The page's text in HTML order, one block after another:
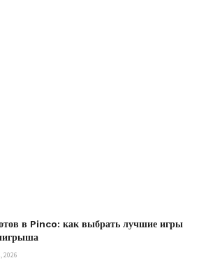
в Pinco: как выбрать лучшие игры
2026